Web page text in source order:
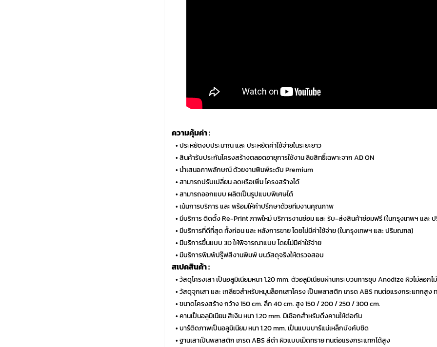
ความคุ้มค่า :
• ประหยัดงบประมาณ และ ประหยัดค่าใช้จ่ายในระยะยาว
• สินค้ารับประกันโครงสร้างตลอดอายุการใช้งาน ลิขสิทธิ์เฉพาะจาก AD ON
• นำเสนอภาพลักษณ์ ด้วยงานพิมพ์ระดับ Premium
• สามารถปรับเปลี่ยน ลดหรือเพิ่ม โครงสร้างได้
• สามารถออกแบบ ผลิตเป็นรูปแบบพิเศษได้
• เน้นการบริการ และ พร้อมให้คำปรึกษาด้วยทีมงานคุณภาพ
• มีบริการ ติดตั้ง Re-Print ภาพใหม่ บริการงานซ่อม และ รับ-ส่งสินค้าซ่อมฟรี (ในกรุงเทพฯ และ
• มีบริการที่ดีที่สุด ทั้งก่อน และ หลังการขาย โดยไม่มีค่าใช้จ่าย (ในกรุงเทพฯ และ ปริมณฑล)
• มีบริการขึ้นแบบ 3D ให้พิจารณาแบบ โดยไม่มีค่าใช้จ่าย
• มีบริการพิมพ์ปรู๊ฟสีงานพิมพ์ บนวัสดุจริงให้ตรวจสอบ
สเปคสินค้า :
• วัสดุโครงเสา เป็นอลูมิเนียมหนา 1.20 mm. ตัวอลูมิเนียมผ่านกระบวนการชุบ Anodize ผิวไม่ลอกไ
• วัสดุจุกเสา และ เกลียวสำหรับหมุนล็อกเสาโครง เป็นพลาสติก เกรด ABS ทนต่อแรงกระแทกสูง
• ขนาดโครงสร้าง กว้าง 150 cm. ลึก 40 cm. สูง 150 / 200 / 250 / 300 cm.
• คานเป็นอลูมิเนียม สีเงิน หนา 1.20 mm. มีเชือกสำหรับดึงคานให้ต่อกัน
• บาร์ติดภาพเป็นอลูมิเนียม หนา 1.20 mm. เป็นแบบบาร์แม่เหล็กบังคับชิด
• ฐานเสาเป็นพลาสติก เกรด ABS สีดำ ผิวแบบเม็ดทราย ทนต่อแรงกระแทกได้สูง